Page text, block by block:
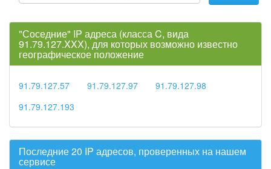
"Соседние" IP адреса (класса C, вида
91.79.127.XXX), для которых возможно известно
географическое положение
91.79.127.57 91.79.127.97
91.79.127.98
91.79.127.193
Последние 20 IP адресов, проверенных на нашем
сервисе